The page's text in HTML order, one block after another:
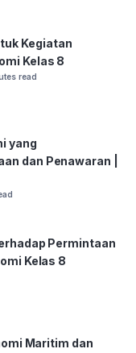
Kegiatan
Kelas 8
read
yang
dan Penawaran |
Permintaan
Kelas 8
Maritim dan